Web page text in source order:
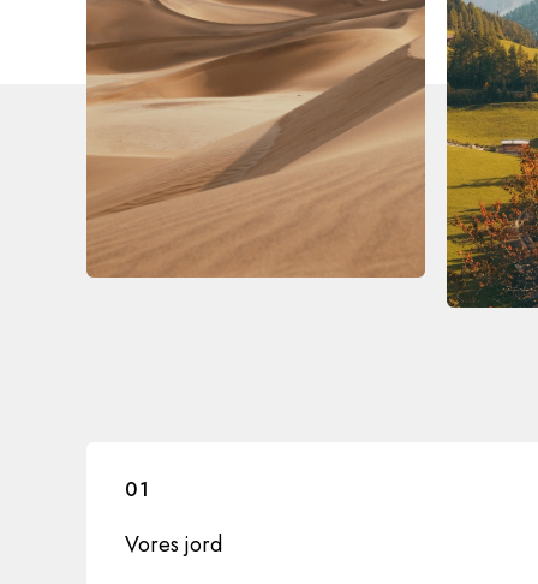
01
Vores jord